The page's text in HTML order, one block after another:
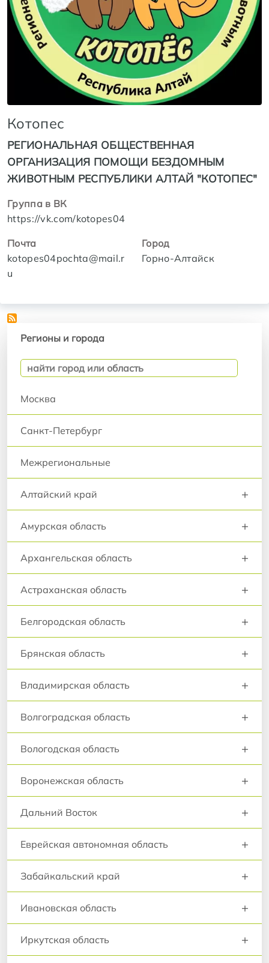
Котопес
РЕГИОНАЛЬНАЯ ОБЩЕСТВЕННАЯ
ОРГАНИЗАЦИЯ ПОМОЩИ БЕЗДОМНЫМ
ЖИВОТНЫМ РЕСПУБЛИКИ АЛТАЙ "КОТОПЕС"
Группа в ВК
https://vk.com/kotopes04
Почта
kotopes04pochta@mail.r
u
Город
Горно-Алтайск
Регионы и города
Москва
Санкт-Петербург
Межрегиональные
Алтайский край +
Амурская область +
Архангельская область +
Астраханская область +
Белгородская область +
Брянская область +
Владимирская область +
Волгоградская область +
Вологодская область +
Воронежская область +
Дальний Восток +
Еврейская автономная область +
Забайкальский край +
Ивановская область +
Иркутская область +